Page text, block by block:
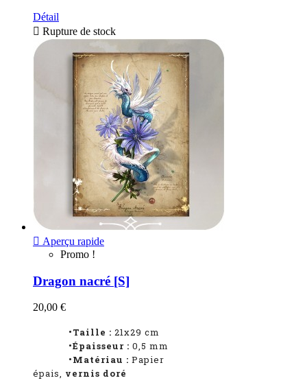
Détail
 Rupture de stock
 Aperçu rapide
Promo !
Dragon nacré [S]
20,00 €
•Taille : 21x29 cm
•Épaisseur : 0,5 mm
•Matériau : Papier
épais, vernis doré